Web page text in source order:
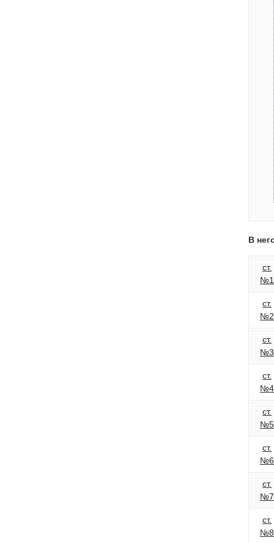
В
ст.
№1
ст.
№2
ст.
№3
ст.
№4
ст.
№5
ст.
№6
ст.
№7
ст.
№8